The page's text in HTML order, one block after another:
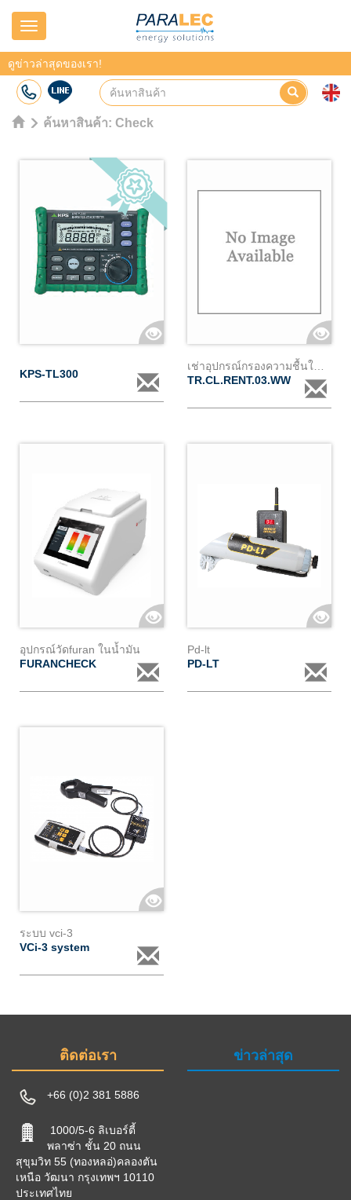
Navigation
ดูข่าวล่าสุดของเรา!
ค้นหาสินค้า: Check
KPS-TL300
TR.CL.RENT.03.WW
อุปกรณ์วัดfuran ในน้ำมัน
FURANCHECK
Pd-lt
PD-LT
ระบบ vci-3
VCi-3 system
ติดต่อเรา
+66 (0)2 381 5886
1000/5-6 ลิเบอร์ตี้
พลาซ่า ชั้น 20 ถนน
สุขุมวิท 55 (ทองหลอ่)คลองตัน
เหนือ วัฒนา กรุงเทพฯ 10110
ประเทศไทย
ข่าวล่าสุด